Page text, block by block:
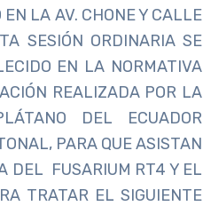
LA AV. CHONE Y CALLE
SESIÓN ORDINARIA SE
EN LA NORMATIVA
REALIZADA POR LA
DEL ECUADOR
PARA QUE ASISTAN
DEL FUSARIUM RT4 Y EL
TRATAR EL SIGUIENTE